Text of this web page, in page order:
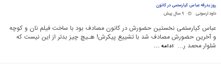
روز بدرقه عباس کیارستمی در کانون
داود ارسونی
۹ سال پیش
عباس کیارستمی نخستین حضورش در کانون مصادف بود با ساخت فیلم نان و کوچه
و آخرین حضورش مصادف شد با تشییع پیکرش! هـیچ چیز بدتر از این نیست که
شلوار محمد ر... ادامه ...